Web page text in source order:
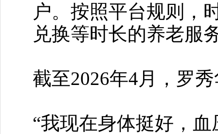
户。按照平台规则，
兑换等时长的养老服
截至2026年4月，罗
“我现在身体挺好，